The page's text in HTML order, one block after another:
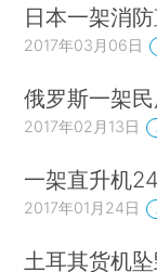
日本一架消
2017年03月06日
俄罗斯一架
2017年02月13日
一架直升机
2017年01月24日
土耳其货机